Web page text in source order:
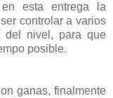
en esta entrega la
controlar a varios
del nivel, para que
posible.
ganas, finalmente